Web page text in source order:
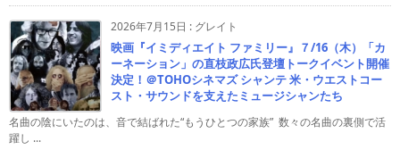
2026年7月15日 : グレイト
映画『イミディエイト ファミリー』７/16（木）「カ
ーネーション」の直枝政広氏登壇トークイベント開催
決定！＠TOHOシネマズ シャンテ 米・ウエストコー
スト・サウンドを支えたミュージシャンたち
名曲の陰にいたのは、音で結ばれた“もうひとつの家族” 数々の名曲の裏側で活
躍し ...